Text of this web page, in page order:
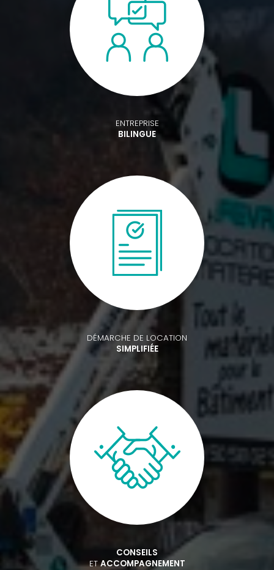
ENTREPRISE
BILINGUE
DÉMARCHE DE LOCATION
SIMPLIFIÉE
CONSEILS
ETACCOMPAGNEMENT